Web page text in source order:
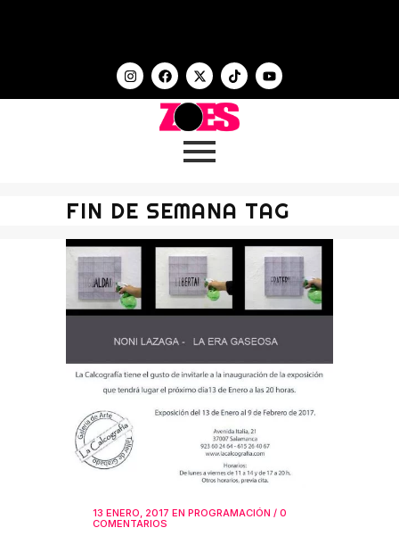
FIN DE SEMANA TAG
13 ENERO, 2017 EN PROGRAMACIÓN / 0
COMENTARIOS